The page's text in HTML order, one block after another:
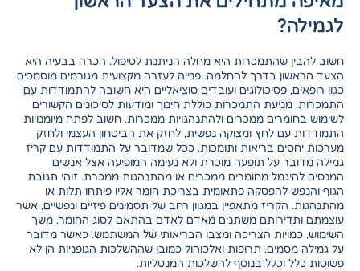
לגמילה?
חשוב להבין שהתמכרות היא מחלה הניתנת לטיפול. הכרה בבעיה היא
הצעד הראשון בדרך להחלמה. פנייה לעזרה מקצועית מגורמים מוסמכים
כגון רופאים, פסיכולוגים ועובדים סוציאליים היא חשובה להתמודדות עם
התמכרות. מניעת התמכרות כוללת חינוך ומודעות לסיכונים הקשורים
לשימוש בחומרים ממכרים ולהתנהגויות ממכרות. חשוב לפתח מיומנויות
התמודדות עם לחץ ומצוקה נפשית, לחזק את הביטחון העצמי ולחזק
מערכות יחסים בריאות ותומכות. ככל שמדובר על התמודדות עם קריז
גמילה מדובר על תופעה מוכרת ולא נעימה המופיעה אצל אנשים
המנסים להיגמל מחומרים ממכרים או מהתנהגות ממכרת. זוהי תגובת
הגוף והנפש להפסקה פתאומית בצריכת חומר אליו פיתחו תלות או
מהתנהגות. הקריז מתאפיין במגוון רחב של תסמינים פיזיים ונפשיים, אשר
עוצמתם ותדירותם משתנים מאדם לאדם בהתאם לסוג החומר, משך
השימוש, כמויות הצריכה ומצבו הבריאותי של המשתמש. כאשר מדובר
על גמילה מסמים, תרופות ואלכוהול כמובן שההשלכות הגופניות הן לא
פשוטות כלל וכלל בנוסף להשלכות המנטליות.